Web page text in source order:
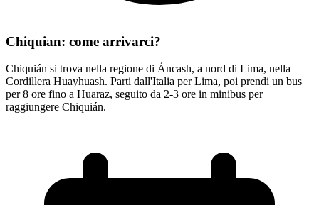
Chiquian: come arrivarci?
Chiquián si trova nella regione di Áncash, a nord di Lima, nella
Cordillera Huayhuash. Parti dall'Italia per Lima, poi prendi un bus
per 8 ore fino a Huaraz, seguito da 2-3 ore in minibus per
raggiungere Chiquián.